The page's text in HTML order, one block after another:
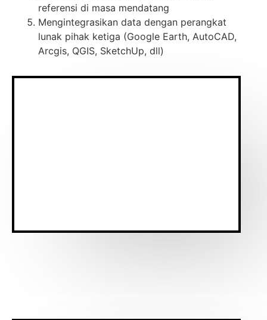
referensi di masa mendatang
Mengintegrasikan data dengan perangkat
lunak pihak ketiga (Google Earth, AutoCAD,
Arcgis, QGIS, SketchUp, dll)